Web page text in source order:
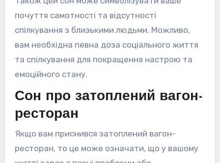
почуття самотності та відсутності
спілкування з близькими людьми. Можливо,
вам необхідна певна доза соціального життя
та спілкування для покращення настрою та
емоційного стану.
Сон про затоплений вагон-
ресторан
Якщо вам приснився затоплений вагон-
ресторан, то це може означати, що у вашому